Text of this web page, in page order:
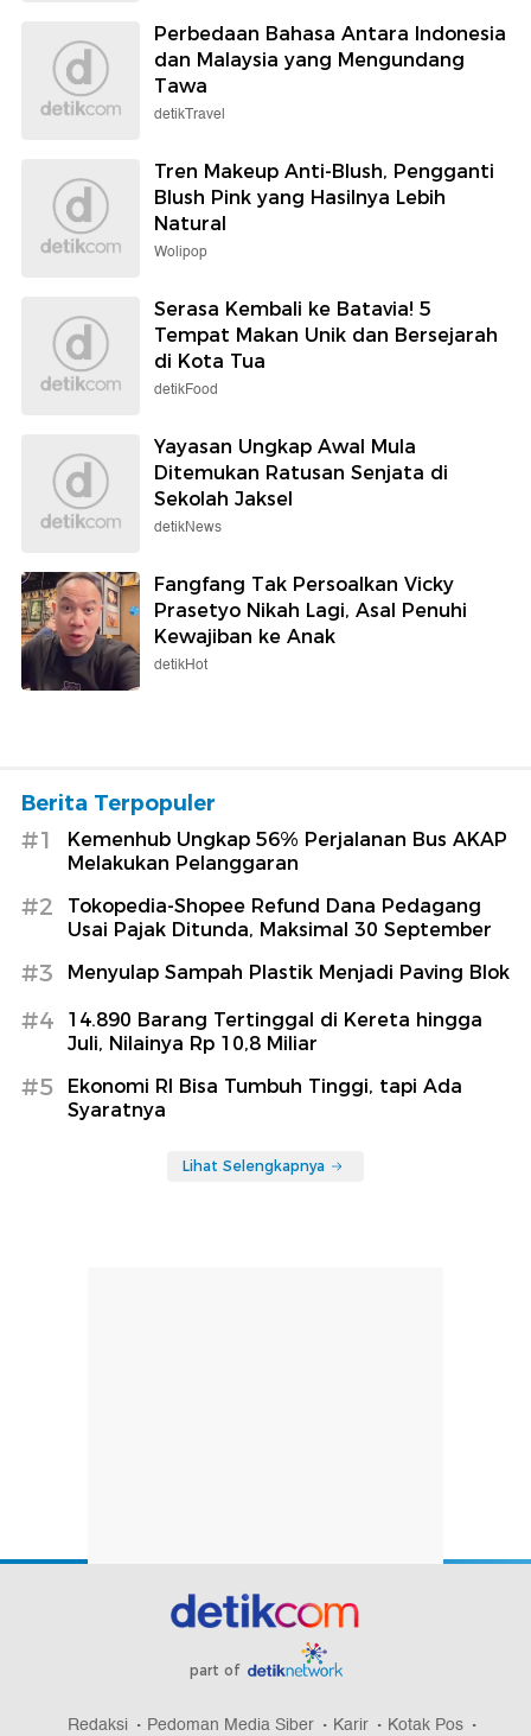
Perbedaan Bahasa Antara Indonesia
dan Malaysia yang Mengundang
Tawa
detikTravel
Tren Makeup Anti-Blush, Pengganti
Blush Pink yang Hasilnya Lebih
Natural
Wolipop
Serasa Kembali ke Batavia! 5
Tempat Makan Unik dan Bersejarah
di Kota Tua
detikFood
Yayasan Ungkap Awal Mula
Ditemukan Ratusan Senjata di
Sekolah Jaksel
detikNews
Fangfang Tak Persoalkan Vicky
Prasetyo Nikah Lagi, Asal Penuhi
Kewajiban ke Anak
detikHot
Berita Terpopuler
#1
Kemenhub Ungkap 56% Perjalanan Bus AKAP
Melakukan Pelanggaran
#2
Tokopedia-Shopee Refund Dana Pedagang
Usai Pajak Ditunda, Maksimal 30 September
#3 Menyulap Sampah Plastik Menjadi Paving Blok
#4
14.890 Barang Tertinggal di Kereta hingga
Juli, Nilainya Rp 10,8 Miliar
#5
Ekonomi RI Bisa Tumbuh Tinggi, tapi Ada
Syaratnya
Lihat Selengkapnya
part of
Redaksi Pedoman Media Siber Karir Kotak Pos